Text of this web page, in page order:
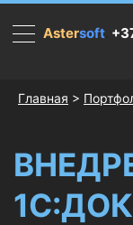
Astersoft
Главная >